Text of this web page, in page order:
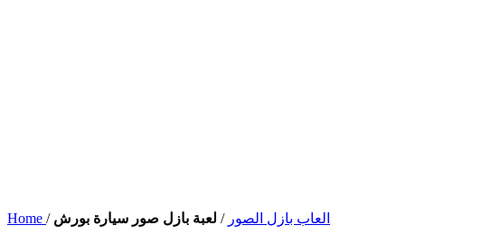
Home / العاب بازل الصور / لعبة بازل صور سيارة بورش